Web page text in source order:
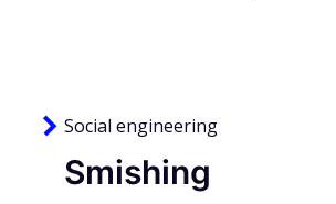
Social engineering
Smishing